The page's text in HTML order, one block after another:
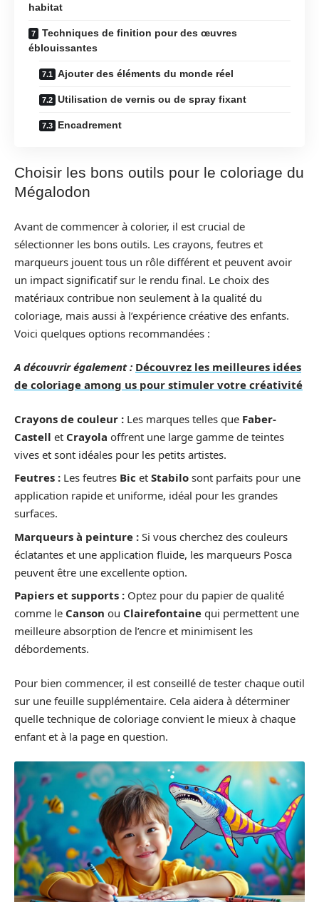
habitat
Techniques de finition pour des œuvres
éblouissantes
Ajouter des éléments du monde réel
Utilisation de vernis ou de spray fixant
Encadrement
Choisir les bons outils pour le coloriage du
Mégalodon
Avant de commencer à colorier, il est crucial de
sélectionner les bons outils. Les crayons, feutres et
marqueurs jouent tous un rôle différent et peuvent avoir
un impact significatif sur le rendu final. Le choix des
matériaux contribue non seulement à la qualité du
coloriage, mais aussi à l’expérience créative des enfants.
Voici quelques options recommandées :
A découvrir également : Découvrez les meilleures idées
de coloriage among us pour stimuler votre créativité
Crayons de couleur : Les marques telles que Faber-
Castell et Crayola offrent une large gamme de teintes
vives et sont idéales pour les petits artistes.
Feutres : Les feutres Bic et Stabilo sont parfaits pour une
application rapide et uniforme, idéal pour les grandes
surfaces.
Marqueurs à peinture : Si vous cherchez des couleurs
éclatantes et une application fluide, les marqueurs Posca
peuvent être une excellente option.
Papiers et supports : Optez pour du papier de qualité
comme le Canson ou Clairefontaine qui permettent une
meilleure absorption de l’encre et minimisent les
débordements.
Pour bien commencer, il est conseillé de tester chaque outil
sur une feuille supplémentaire. Cela aidera à déterminer
quelle technique de coloriage convient le mieux à chaque
enfant et à la page en question.